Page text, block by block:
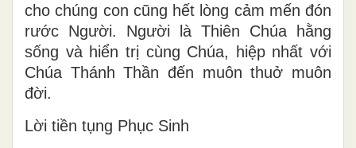
cho chúng con cũng hết lòng cảm mến đón
rước Người. Người là Thiên Chúa hằng
sống và hiển trị cùng Chúa, hiệp nhất với
Chúa Thánh Thần đến muôn thuở muôn
đời.
Lời tiền tụng Phục Sinh